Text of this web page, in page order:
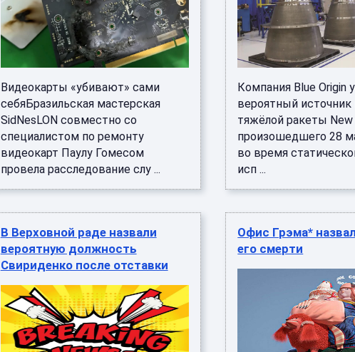
Видеокарты «убивают» сами
себяБразильская мастерская
SidNesLON совместно со
специалистом по ремонту
видеокарт Паулу Гомесом
провела расследование слу ...
Компания Blue Origin
вероятный
тяжёлой ракеты New
произошедшего 28
во время
исп ...
В Верховной раде назвали
вероятную должность
Свириденко после отставки
Офис Грэма*
его смерти